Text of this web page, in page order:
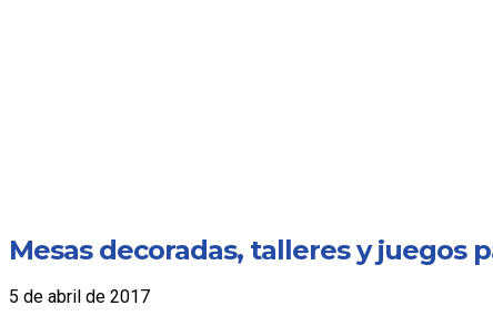
Mesas decoradas, talleres y juegos
5 de abril de 2017